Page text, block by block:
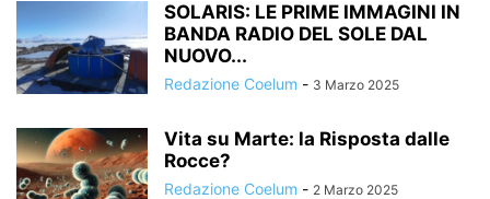
SOLARIS: LE PRIME IMMAGINI IN
BANDA RADIO DEL SOLE DAL
NUOVO...
Redazione Coelum - 3 Marzo 2025
Vita su Marte: la Risposta dalle
Rocce?
Redazione Coelum - 2 Marzo 2025